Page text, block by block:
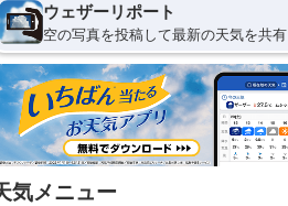
ウェザーリポート
空の写真を投稿して最新の天気を共有
気メニュー